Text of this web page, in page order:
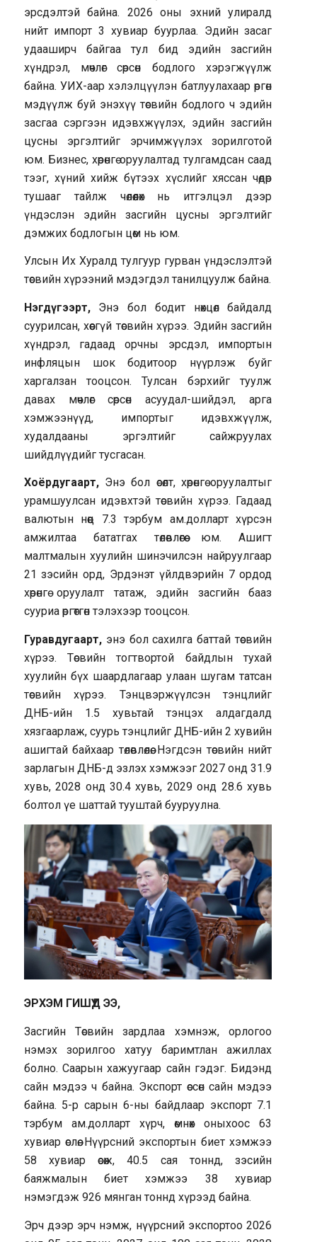
эрсдэлтэй байна. 2026 оны эхний улиралд
нийт импорт 3 хувиар буурлаа. Эдийн засаг
удааширч байгаа тул бид эдийн засгийн
хүндрэл, мөчлөг сөрсөн бодлого хэрэгжүүлж
байна. УИХ-аар хэлэлцүүлэн батлуулахаар өргөн
мэдүүлж буй энэхүү төсвийн бодлого ч эдийн
засгаа сэргээн идэвхжүүлэх, эдийн засгийн
цусны эргэлтийг эрчимжүүлэх зорилготой
юм. Бизнес, хөрөнгө оруулалтад тулгамдсан саад
тээг, хүний хийж бүтээх хүслийг хяссан чөдөр
тушааг тайлж чөлөөлөх нь итгэлцэл дээр
үндэслэн эдийн засгийн цусны эргэлтийг
дэмжих бодлогын цөм нь юм.
Улсын Их Хуралд тулгуур гурван үндэслэлтэй
төсвийн хүрээний мэдэгдэл танилцуулж байна.
Нэгдүгээрт, Энэ бол бодит нөхцөл байдалд
суурилсан, хөөсгүй төсвийн хүрээ. Эдийн засгийн
хүндрэл, гадаад орчны эрсдэл, импортын
инфляцын шок бодитоор нүүрлэж буйг
харгалзан тооцсон. Тулсан бэрхийг туулж
давах мөчлөг сөрсөн асуудал-шийдэл, арга
хэмжээнүүд, импортыг идэвхжүүлж,
худалдааны эргэлтийг сайжруулах
шийдлүүдийг тусгасан.
Хоёрдугаарт, Энэ бол өсөлт, хөрөнгө оруулалтыг
урамшуулсан идэвхтэй төсвийн хүрээ. Гадаад
валютын нөөц 7.3 тэрбум ам.долларт хүрсэн
амжилтаа бататгах төлөвлөгөө юм. Ашигт
малтмалын хуулийн шинэчилсэн найруулгаар
21 зэсийн орд, Эрдэнэт үйлдвэрийн 7 ордод
хөрөнгө оруулалт татаж, эдийн засгийн бааз
сууриа өргөтгөн тэлэхээр тооцсон.
Гуравдугаарт, энэ бол сахилга баттай төсвийн
хүрээ. Төсвийн тогтвортой байдлын тухай
хуулийн бүх шаардлагаар улаан шугам татсан
төсвийн хүрээ. Тэнцвэржүүлсэн тэнцлийг
ДНБ-ийн 1.5 хувьтай тэнцэх алдагдалд
хязгаарлаж, суурь тэнцлийг ДНБ-ийн 2 хувийн
ашигтай байхаар төлөвлөлөө. Нэгдсэн төсвийн нийт
зарлагын ДНБ-д эзлэх хэмжээг 2027 онд 31.9
хувь, 2028 онд 30.4 хувь, 2029 онд 28.6 хувь
болтол үе шаттай тууштай бууруулна.
ЭРХЭМ ГИШҮҮД ЭЭ,
Засгийн Төсвийн зардлаа хэмнэж, орлогоо
нэмэх зорилгоо хатуу баримтлан ажиллах
болно. Саарын хажуугаар сайн гэдэг. Бидэнд
сайн мэдээ ч байна. Экспорт өссөн сайн мэдээ
байна. 5-р сарын 6-ны байдлаар экспорт 7.1
тэрбум ам.долларт хүрч, өмнөх оныхоос 63
хувиар өслөө. Нүүрсний экспортын биет хэмжээ
58 хувиар өсөж, 40.5 сая тоннд, зэсийн
баяжмалын биет хэмжээ 38 хувиар
нэмэгдэж 926 мянган тоннд хүрээд байна.
Эрч дээр эрч нэмж, нүүрсний экспортоо 2026